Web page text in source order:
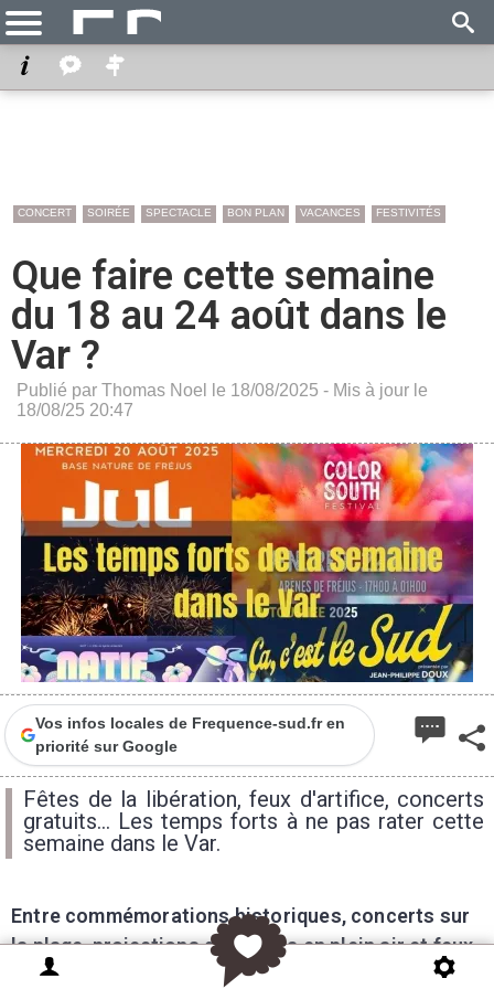
CONCERT SOIRÉE SPECTACLE BON PLAN VACANCES FESTIVITÉS
Que faire cette semaine
du 18 au 24 août dans le
Var ?
Publié par Thomas Noel le 18/08/2025 - Mis à jour le
18/08/25 20:47
Vos infos locales de Frequence-sud.fr en
priorité sur Google
Fêtes de la libération, feux d'artifice, concerts
gratuits... Les temps forts à ne pas rater cette
semaine dans le Var.
Entre commémorations historiques, concerts sur
la plage, projections de cinéma en plein air et feux
d’artifice, le Var s’annonce bouillonnant